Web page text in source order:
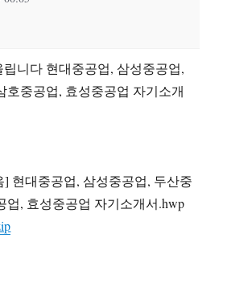
니다 현대중공업, 삼성중공업,
호중공업, 효성중공업 자기소개